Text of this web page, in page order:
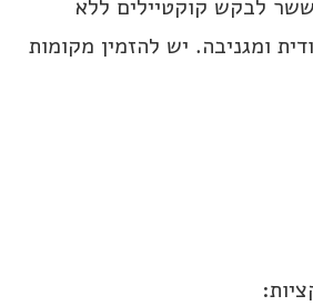
לבקש קוקטיילים ללא
ומגניבה. יש להזמין מקומות